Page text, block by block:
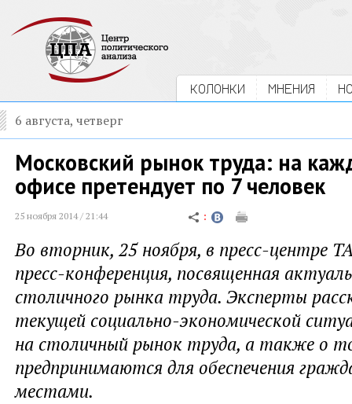
КОЛОНКИ МНЕНИЯ
6 августа, четверг
Московский рынок труда: на
офисе претендует по 7 человек
25 ноября 2014 / 21:44
Во вторник, 25 ноября, в пресс-центре
пресс-конференция, посвященная
столичного рынка труда. Эксперты
текущей социально-экономической
на столичный рынок труда, а также о
предпринимаются для обеспечения
местами.